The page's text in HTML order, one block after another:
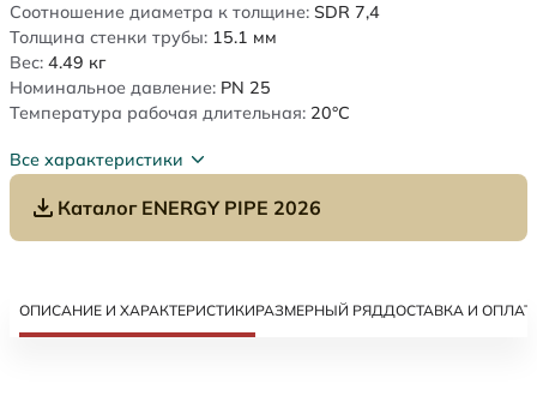
Соотношение диаметра к толщине: SDR 7,4
Толщина стенки трубы: 15.1 мм
Вес: 4.49 кг
Номинальное давление: PN 25
Температура рабочая длительная: 20°C
Все характеристики
Каталог ENERGY PIPE 2026
ОПИСАНИЕ И ХАРАКТЕРИСТИКИРАЗМЕРНЫЙ РЯДДОСТАВКА И